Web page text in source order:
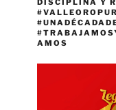
DISCIPLINA Y
AMOS